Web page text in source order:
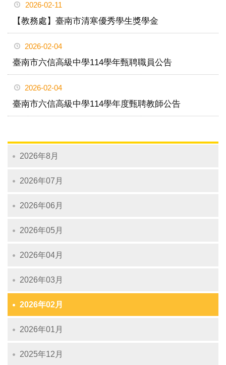
2026-02-11
【教務處】臺南市清寒優秀學生獎學金
2026-02-04
臺南市六信高級中學114學年甄聘職員公告
2026-02-04
臺南市六信高級中學114學年度甄聘教師公告
2026年8月
2026年07月
2026年06月
2026年05月
2026年04月
2026年03月
2026年02月
2026年01月
2025年12月